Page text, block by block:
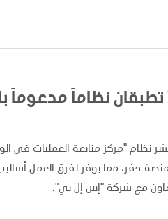
نظاماً مدعوماً
الذي يضم أكثر من 120 منصة حفر، مما يوفر
مع شركة "إس إل بي".